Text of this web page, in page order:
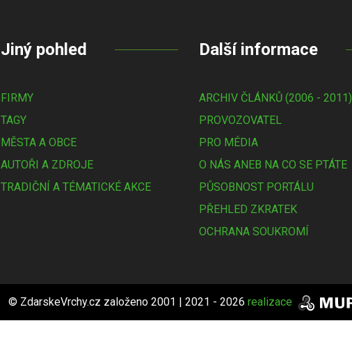
Jiný pohled
FIRMY
TAGY
MĚSTA A OBCE
AUTOŘI A ZDROJE
TRADIČNÍ A TÉMATICKÉ AKCE
Další informace
ARCHIV ČLÁNKŮ (2006 - 2011)
PROVOZOVATEL
PRO MÉDIA
O NÁS ANEB NA CO SE PTÁTE
PŮSOBNOST PORTÁLU
PŘEHLED ZKRATEK
OCHRANA SOUKROMÍ
© ZdarskeVrchy.cz založeno 2001 | 2021 - 2026 realizace